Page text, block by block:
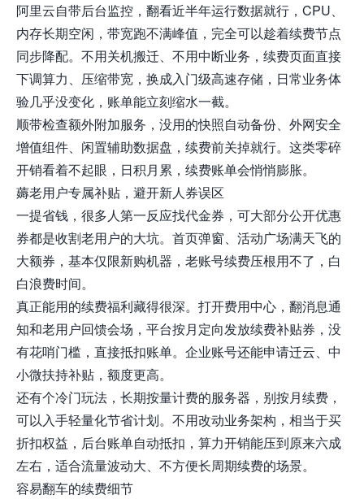
阿里云自带后台监控，翻看近半年运行数据就行，CPU、
内存长期空闲，带宽跑不满峰值，完全可以趁着续费节点
同步降配。不用关机搬迁、不用中断业务，续费页面直接
下调算力、压缩带宽，换成入门级高速存储，日常业务体
验几乎没变化，账单能立刻缩水一截。
顺带检查额外附加服务，没用的快照自动备份、外网安全
增值组件、闲置辅助数据盘，续费前关掉就行。这类零碎
开销看着不起眼，日积月累，续费账单会悄悄膨胀。
薅老用户专属补贴，避开新人券误区
一提省钱，很多人第一反应找代金券，可大部分公开优惠
券都是收割老用户的大坑。首页弹窗、活动广场满天飞的
大额券，基本仅限新购机器，老账号续费压根用不了，白
白浪费时间。
真正能用的续费福利藏得很深。打开费用中心，翻消息通
知和老用户回馈会场，平台按月定向发放续费补贴券，没
有花哨门槛，直接抵扣账单。企业账号还能申请迁云、中
小微扶持补贴，额度更高。
还有个冷门玩法，长期按量计费的服务器，别按月续费，
可以入手轻量化节省计划。不用改动业务架构，相当于买
折扣权益，后台账单自动抵扣，算力开销能压到原来六成
左右，适合流量波动大、不方便长周期续费的场景。
容易翻车的续费细节